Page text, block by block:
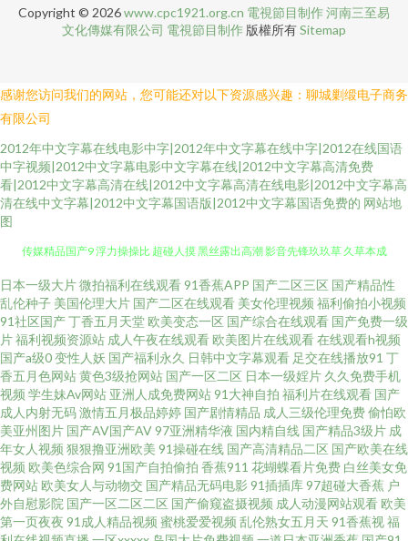
Copyright © 2026www.cpc1921.org.cn 電視節目制作河南三至易
文化傳媒有限公司 電視節目制作 版權所有Sitemap
感谢您访问我们的网站，您可能还对以下资源感兴趣：聊城剿缎电子商务
有限公司
2012年中文字幕在线电影中字|2012年中文字幕在线中字|2012在线国语
中字视频|2012中文字幕电影中文字幕在线|2012中文字幕高清免费
看|2012中文字幕高清在线|2012中文字幕高清在线电影|2012中文字幕高
清在线中文字幕|2012中文字幕国语版|2012中文字幕国语免费的 网站地
图
人网 69欧洲 成人av伊人 欧美日B毛片视频 中文字幕熟女青草 AV男人网光在
线 日本一本免费观看 ts伪娘性爱网 黄色伊人 网址大全91 www性福导航 极色
品影院 性爱网日韩av 肏屄视频播放 久久97 天天干免费看 97色色影视 精品成
人毛久久片 影音av操逼 超碰在线37 激情视频综合 日本操逼网 伊人网香蕉 俺
去啦最新网站 精品二区精品 日韩国产传媒 91视频网页综合 福利网址导航 欧
美艹比视频 91免费看片神器 福利姬社区导航 蜜芽AV久久 中文字幕αV 超碰免
日本一级大片微拍福利在线观看91香蕉APP 国产二区三区 国产精品性
乱伦种子 美国伦理大片 国产二区在线观看 美女伦理视频 福利偷拍小视频
91社区国产丁香五月天堂 欧美变态一区 国产综合在线观看 国产免费一级
片福利视频资源站 成人午夜在线观看 欧美图片在线观看在线观看h视频
国产a级0变性人妖 国产福利永久 日韩中文字幕观看 足交在线播放91 丁
香五月色网站黄色3级抢网站 国产一区二区 日本一级婬片 久久免费手机
视频 学生妹Av网站 亚洲人成免费网站91大神自拍 福利片在线观看 国产
成人内射无码激情五月极品婷婷 国产剧情精品 成人三级伦理免费偷怕欧
美亚州图片 国产AV国产AV97亚洲精华液 国内精自线 国产精品3级片 成
年女人视频 狠狠撸亚洲欧美 91操碰在线 国产高清精品二区 国产欧美在线
视频 欧美色综合网 91国产自拍偷拍 香蕉911 花蝴蝶看片免费 白丝美女免
费网站 欧美女人与动物交 国产精品无码电影 91插插库97超碰大香蕉 户
外自慰影院 国产一区二区二区 国产偷窥盗摄视频 成人动漫网站观看 欧美
第一页夜夜 91成人精品视频 蜜桃爱爱视频 乱伦熟女五月天 91香蕉视福